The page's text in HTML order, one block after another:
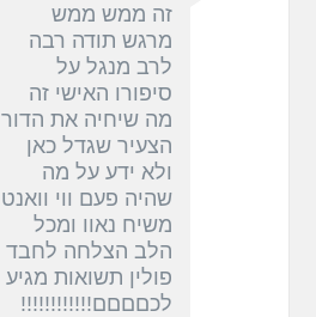
זה ממש ממש
מרגש תודה רבה
לרב מנגל על
סיפורו האישי זה
מה שיחיה את הדור
הצעיר שגדל כאן
ולא ידע על מה
שהיה פעם ווי וואנט
משיח נאוו ומכל
הלב הצלחה לחבד
פולין תשואות מגיע
לכםםםם!!!!!!!!!!!!